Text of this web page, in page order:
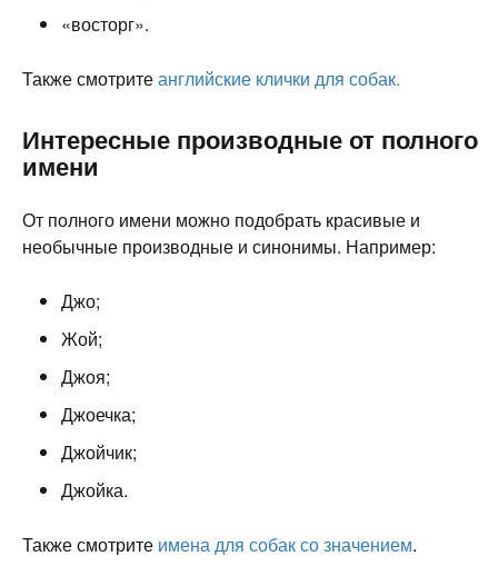
«восторг».
Также смотритеанглийские клички для собак.
Интересные производные от полного
имени
От полного имени можно подобрать красивые и
необычные производные и синонимы. Например:
Джо;
Жой;
Джоя;
Джоечка;
Джойчик;
Джойка.
Также смотрите имена для собак со значением.